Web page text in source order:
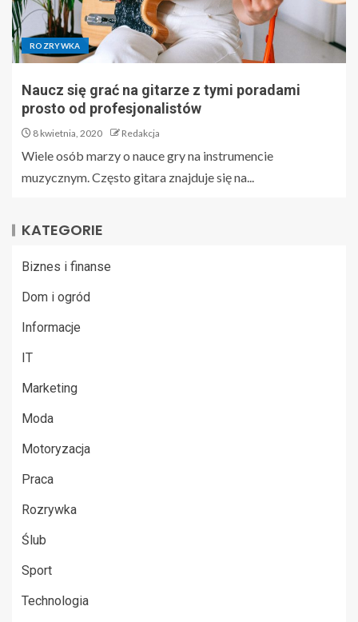
ROZRYWKA
Naucz się grać na gitarze z tymi poradami
prosto od profesjonalistów
8 kwietnia, 2020 Redakcja
Wiele osób marzy o nauce gry na instrumencie
muzycznym. Często gitara znajduje się na...
KATEGORIE
Biznes i finanse
Dom i ogród
Informacje
IT
Marketing
Moda
Motoryzacja
Praca
Rozrywka
Ślub
Sport
Technologia